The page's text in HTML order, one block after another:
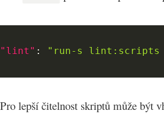
"lint" : "run-s
Pro lepší čitelnost skriptů může být